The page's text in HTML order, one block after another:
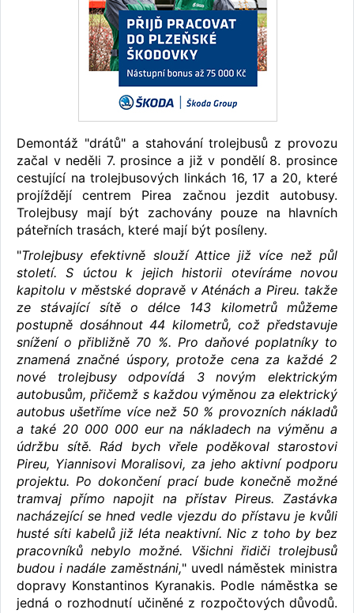
Demontáž "drátů" a stahování trolejbusů z provozu
začal v neděli 7. prosince a již v pondělí 8. prosince
cestující na trolejbusových linkách 16, 17 a 20, které
projíždějí centrem Pirea začnou jezdit autobusy.
Trolejbusy mají být zachovány pouze na hlavních
páteřních trasách, které mají být posíleny.
"Trolejbusy efektivně slouží Attice již více než půl
století. S úctou k jejich historii otevíráme novou
kapitolu v městské dopravě v Aténách a Pireu. takže
ze stávající sítě o délce 143 kilometrů můžeme
postupně dosáhnout 44 kilometrů, což představuje
snížení o přibližně 70 %. Pro daňové poplatníky to
znamená značné úspory, protože cena za každé 2
nové trolejbusy odpovídá 3 novým elektrickým
autobusům, přičemž s každou výměnou za elektrický
autobus ušetříme více než 50 % provozních nákladů
a také 20 000 000 eur na nákladech na výměnu a
údržbu sítě. Rád bych vřele poděkoval starostovi
Pireu, Yiannisovi Moralisovi, za jeho aktivní podporu
projektu. Po dokončení prací bude konečně možné
tramvaj přímo napojit na přístav Pireus. Zastávka
nacházející se hned vedle vjezdu do přístavu je kvůli
husté síti kabelů již léta neaktivní. Nic z toho by bez
pracovníků nebylo možné. Všichni řidiči trolejbusů
budou i nadále zaměstnáni," uvedl náměstek ministra
dopravy Konstantinos Kyranakis. Podle náměstka se
jedná o rozhodnutí učiněné z rozpočtových důvodů.